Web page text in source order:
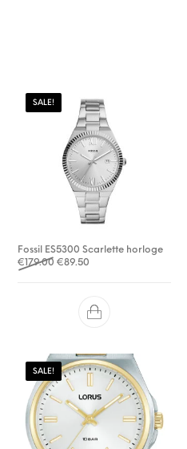
SALE!
Fossil ES5300 Scarlette horloge
€ 179.00 Oorspronkelijke prijs was:
€89.50
SALE!